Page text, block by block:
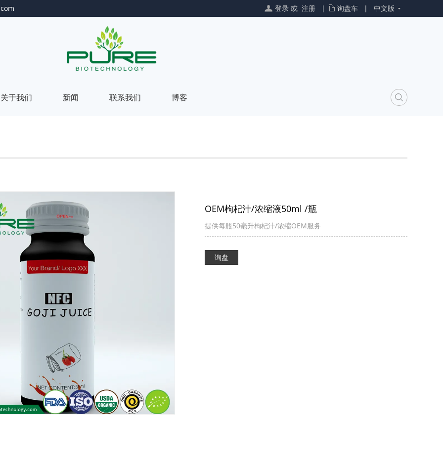
中文版
|
询盘车
|
登录 或 注册
关于我们
们
的
质
量
们
的
证
我
们
的
务
新闻 联系我们 博客
OEM枸杞汁/浓缩液50ml /瓶
提供每瓶50毫升枸杞汁/浓缩OEM服务
询盘